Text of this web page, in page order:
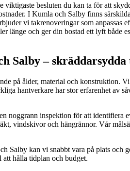
viktigaste besluten du kan ta för att
I Kumla och Salby finns
vi takrenoveringar som
länge och ger din bostad ett lyft
Salby –
på ålder, material och konstruktion.
hantverkare har stor erfarenhet av
noggrann inspektion för att identifiera
vindskivor och hängrännor. Vår
Salby kan vi snabbt vara på plats och
hålla tidplan och budget.